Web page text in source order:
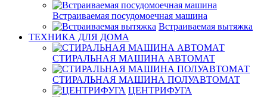
Встраиваемая посудомоечная машина
Встраиваемая вытяжка
ТЕХНИКА ДЛЯ ДОМА
СТИРАЛЬНАЯ МАШИНА АВТОМАТ
СТИРАЛЬНАЯ МАШИНА ПОЛУАВТОМАТ
ЦЕНТРИФУГА